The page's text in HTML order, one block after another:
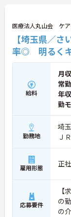
医療法人丸山会 ケア
【埼玉県／
率◎ 明るくキ
給料
月収
常
年収
勤
勤務地
埼
Ｊ
雇用形態 正
応募要件
【
の勤
の